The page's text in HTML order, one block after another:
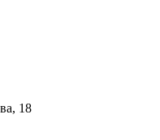
18